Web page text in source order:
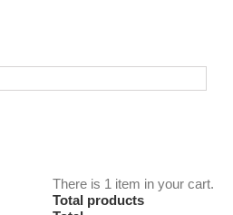
There is 1 item in your cart.
Total products